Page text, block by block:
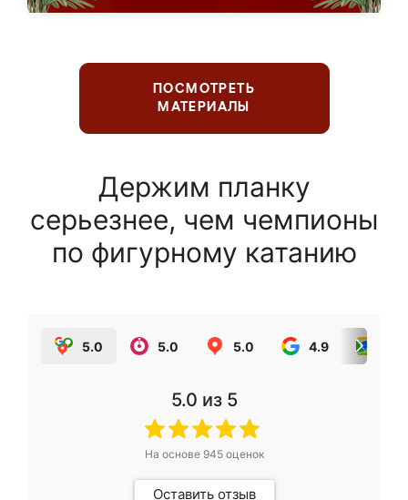
ПОСМОТРЕТЬ
МАТЕРИАЛЫ
Держим планку
серьезнее, чем чемпионы
по фигурному катанию
5.0 5.0 5.0 4.9
5.0 из 5
На основе 945оценок
Оставить отзыв